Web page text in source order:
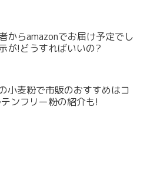
からamazonでお届け予定でし
が!どうすればいいの?
小麦粉で市販のおすすめはコ
ンフリー粉の紹介も!